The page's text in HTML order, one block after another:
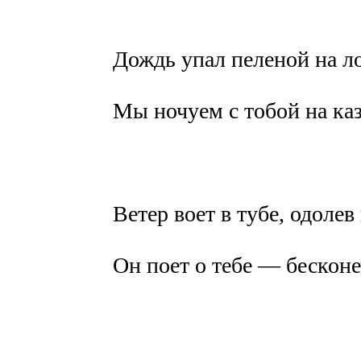
Дождь упал пеленой на
Мы ночуем с тобой на
Ветер воет в тубе,
Он поет о тебе —